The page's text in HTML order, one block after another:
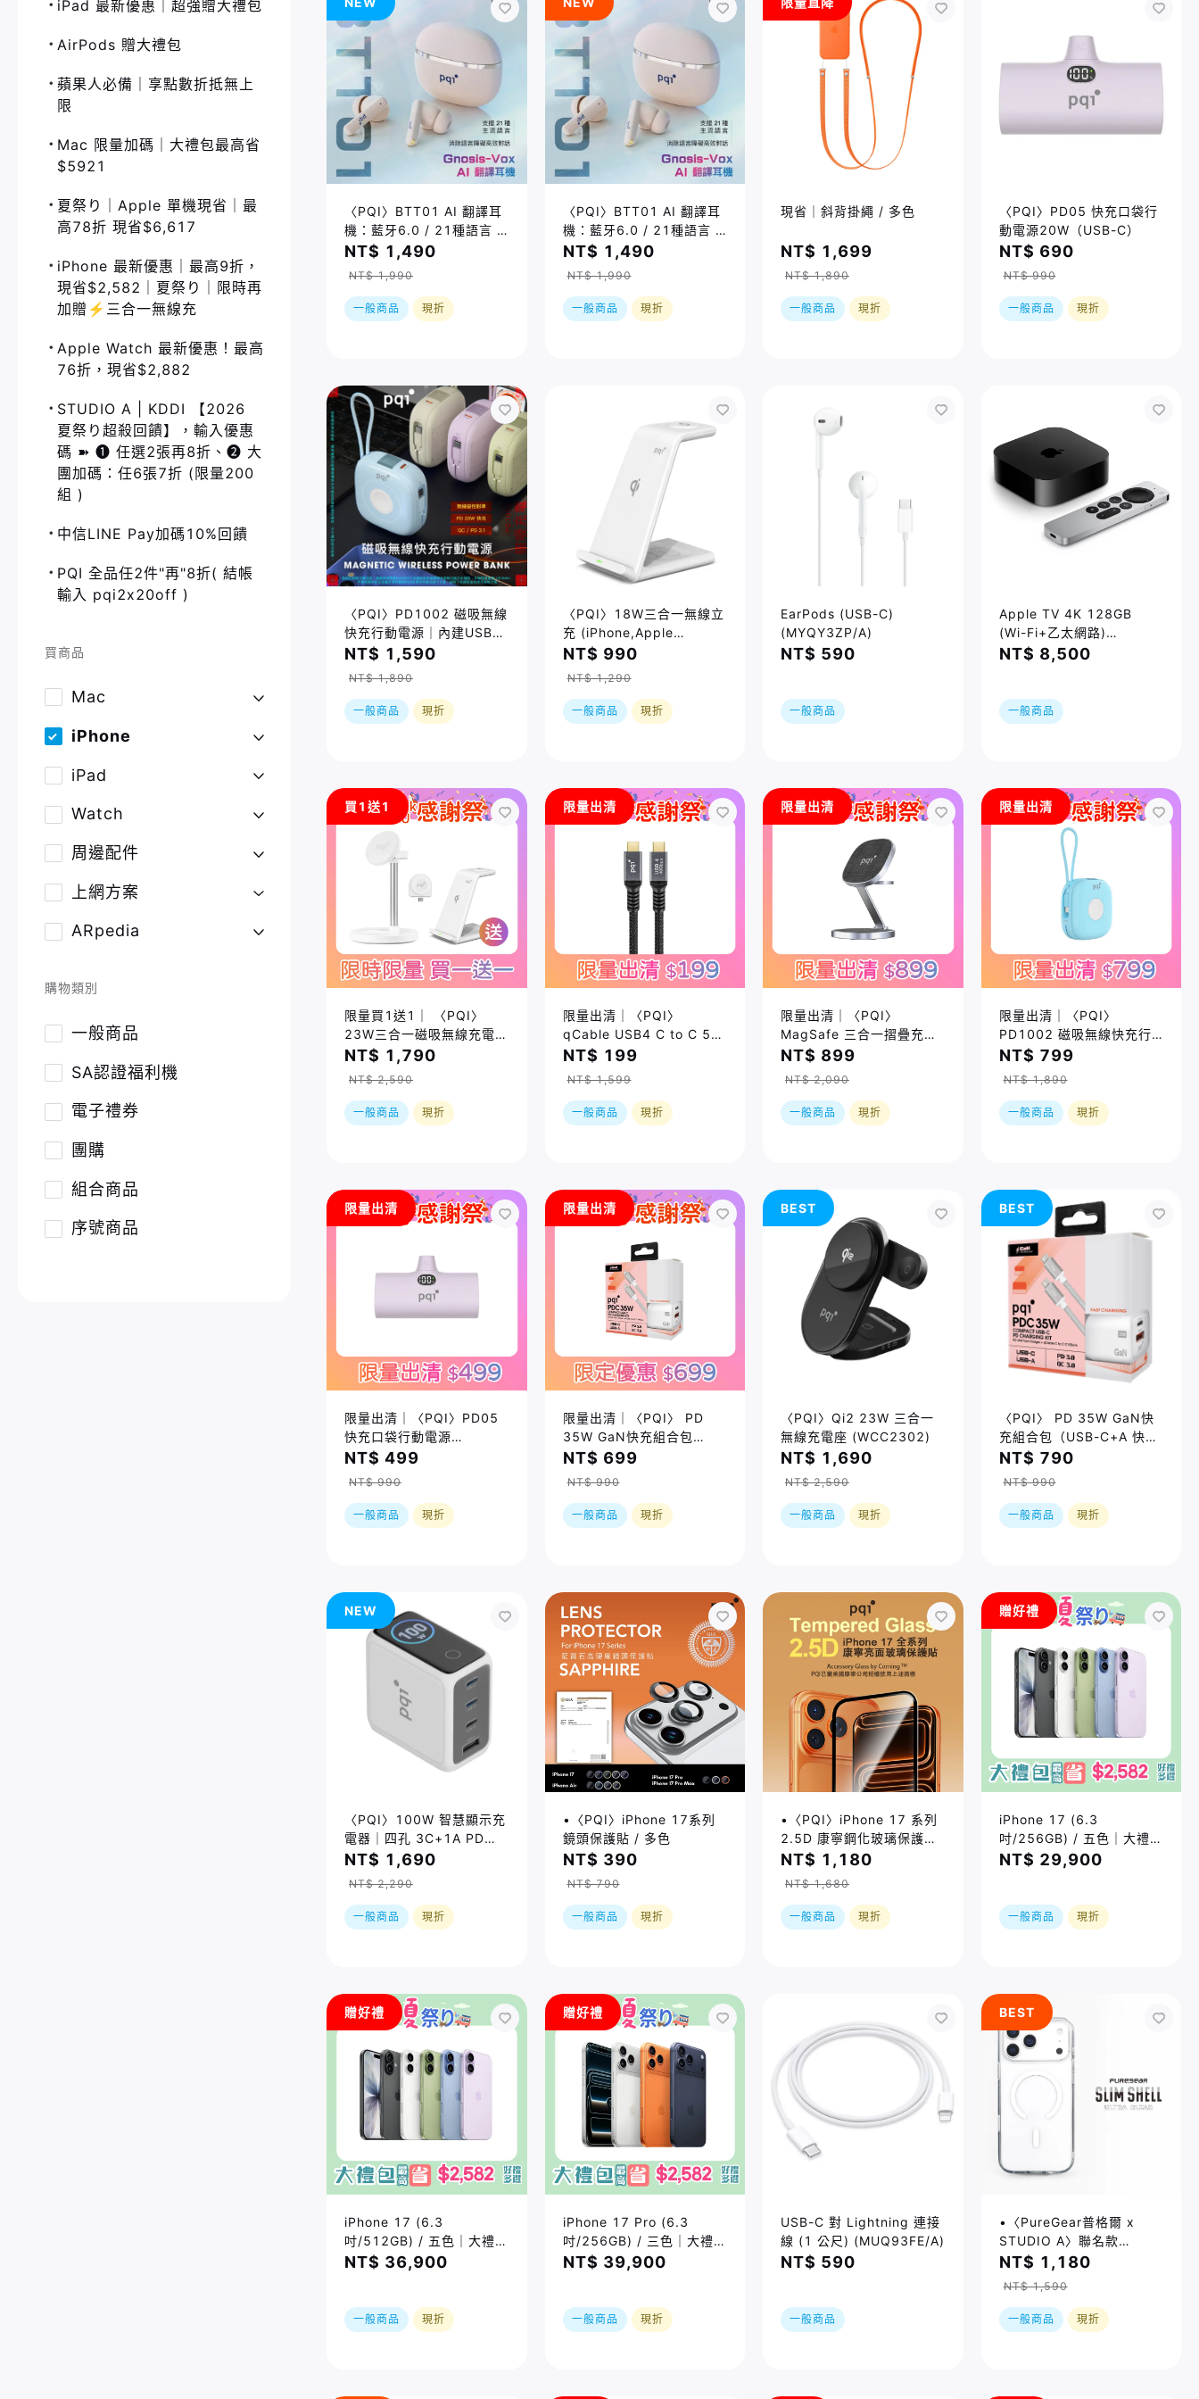
iPad 最新優惠｜超強贈大禮包
AirPods 贈大禮包
蘋果人必備｜享點數折抵無上
限
Mac 限量加碼｜大禮包最高省
$5921
夏祭り｜Apple 單機現省｜最
高78折 現省$6,617
iPhone 最新優惠｜最高9折，
現省$2,582｜夏祭り｜限時再
加贈⚡️三合一無線充
Apple Watch 最新優惠！最高
76折，現省$2,882
STUDIO A | KDDI 【2026
夏祭り超殺回饋】，輸入優惠
碼 ➽ ❶ 任選2張再8折、❷ 大
團加碼：任6張7折 (限量200
組 )
中信LINE Pay加碼10%回饋
PQI 全品任2件"再"8折( 結帳
輸入 pqi2x20off )
買商品
Mac
iPhone
iPad
Watch
周邊配件
上網方案
ARpedia
購物類別
一般商品
SA認證福利機
電子禮券
團購
組合商品
序號商品
〈PQI〉BTT01 AI 翻譯耳
機：藍牙6.0 / 21種語言 /
6種翻譯模式
NT$ 1,490
NT$ 1,990
一般商品 現折
〈PQI〉BTT01 AI 翻譯耳
機：藍牙6.0 / 21種語言 /
6種翻譯模式
NT$ 1,490
NT$ 1,990
一般商品 現折
現省｜斜背掛繩 / 多色
NT$ 1,699
NT$ 1,890
一般商品 現折
〈PQI〉PD05 快充口袋行
動電源20W（USB-C）
NT$ 690
NT$ 990
一般商品 現折
〈PQI〉PD1002 磁吸無線
快充行動電源｜內建USB-C
充電線
NT$ 1,590
NT$ 1,890
一般商品 現折
〈PQI〉18W三合一無線立
充 (iPhone,Apple
Watch,AiroPds適用)
NT$ 990
NT$ 1,290
一般商品 現折
EarPods (USB-C)
(MYQY3ZP/A)
NT$ 590
一般商品
Apple TV 4K 128GB
(Wi-Fi+乙太網路)
(MN893TA/A)
NT$ 8,500
一般商品
買1送1
限量買1送1｜ 〈PQI〉
23W三合一磁吸無線充電座
(WCS23WR)＿限量售完即
NT$ 1,790
NT$ 2,590
一般商品 現折
限量出清
限量出清｜〈PQI〉
qCable USB4 C to C 5A
大電流快充傳輸線
(100cm) 盒損品S
NT$ 199
NT$ 1,599
一般商品 現折
限量出清
限量出清｜〈PQI〉
MagSafe 三合一摺疊充電
座 (WCC2301) (iPhone、
Apple Watch、AirPods適
用) 盒損品
NT$ 899
NT$ 2,090
一般商品 現折
限量出清
限量出清｜〈PQI〉
PD1002 磁吸無線快充行
動電源｜內建USB-C充電線
盒損品
NT$ 799
NT$ 1,890
一般商品 現折
限量出清
限量出清｜〈PQI〉PD05
快充口袋行動電源
20W（USB-C）盒損品
NT$ 499
NT$ 990
一般商品 現折
限量出清
限量出清｜〈PQI〉 PD
35W GaN快充組合包
（USB-C+A 快充 + USB-
C to C 100公分編織快充
NT$ 699
NT$ 990
一般商品 現折
BEST
〈PQI〉Qi2 23W 三合一
無線充電座 (WCC2302)
NT$ 1,690
NT$ 2,590
一般商品 現折
BEST
〈PQI〉 PD 35W GaN快
充組合包（USB-C+A 快充
+ USB-C to C 100公分編
織快充線)
NT$ 790
NT$ 990
一般商品 現折
NEW
〈PQI〉100W 智慧顯示充
電器｜四孔 3C+1A PD快
充充電器
（PDC100WS1）
NT$ 1,690
NT$ 2,290
一般商品 現折
•〈PQI〉iPhone 17系列
鏡頭保護貼 / 多色
NT$ 390
NT$ 790
一般商品 現折
•〈PQI〉iPhone 17 系列
2.5D 康寧鋼化玻璃保護貼
/ 三種尺寸
NT$ 1,180
NT$ 1,680
一般商品 現折
贈好禮
iPhone 17 (6.3
吋/256GB) / 五色｜大禮包
最高省$2582好禮四選一
際依原廠到貨時間為準
NT$ 29,900
一般商品 現折
贈好禮
iPhone 17 (6.3
吋/512GB) / 五色｜大禮包
最高省$2582好禮四選一
訂單及原廠實際到貨時間為
準
NT$ 36,900
一般商品 現折
贈好禮
iPhone 17 Pro (6.3
吋/256GB) / 三色｜大禮包
最高省$2582好禮四選一
NT$ 39,900
一般商品 現折
USB-C 對 Lightning 連接
線 (1 公尺) (MUQ93FE/A)
NT$ 590
一般商品
BEST
•〈PureGear普格爾 x
STUDIO A〉聯名款
iPhone 17系列 磁吸透明
保護殼 / 四種尺寸
NT$ 1,180
NT$ 1,590
一般商品 現折